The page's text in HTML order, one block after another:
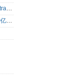
漏洞挖掘、自主攻击能力突出，OpenAI 搁置 Astra 模型发布
英伟达盯上OpenAI“星际之门”背后的电力商，30亿美元直接入股